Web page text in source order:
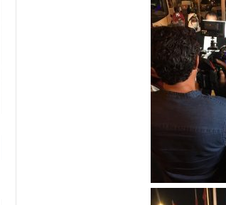
الجامعي يقود رواده إلى الملتقيات
العمانية نموذجا